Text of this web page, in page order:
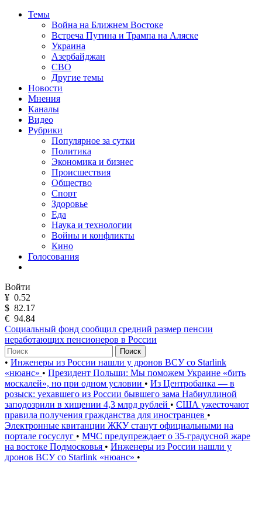
Темы
Война на Ближнем Востоке
Встреча Путина и Трампа на Аляске
Украина
Азербайджан
СВО
Другие темы
Новости
Мнения
Каналы
Видео
Рубрики
Популярное за сутки
Политика
Экономика и бизнес
Происшествия
Общество
Спорт
Здоровье
Еда
Наука и технологии
Войны и конфликты
Кино
Голосования
Войти
¥ 0.52
$ 82.17
€ 94.84
Социальный фонд сообщил средний размер пенсии
неработающих пенсионеров в России
Поиск
• Инженеры из России нашли у дронов ВСУ со Starlink
«нюанс» • Президент Польши: Мы поможем Украине «бить
москалей», но при одном условии • Из Центробанка — в
розыск: уехавшего из России бывшего зама Набиуллиной
заподозрили в хищении 4,3 млрд рублей • США ужесточают
правила получения гражданства для иностранцев •
Электронные квитанции ЖКУ станут официальными на
портале госуслуг • МЧС предупреждает о 35-градусной жаре
на востоке Подмосковья • Инженеры из России нашли у
дронов ВСУ со Starlink «нюанс» •